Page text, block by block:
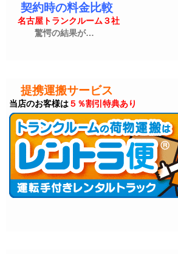
契約時の料金比較
名古屋トランクルーム３社
驚愕の結果が…
提携運搬サービス
当店のお客様は５％割引特典あり